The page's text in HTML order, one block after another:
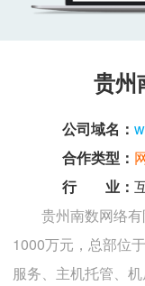
贵州
公司域名：
合作类型：
行 业：
贵州南数网络
1000万元，总部位
服务、主机托管、